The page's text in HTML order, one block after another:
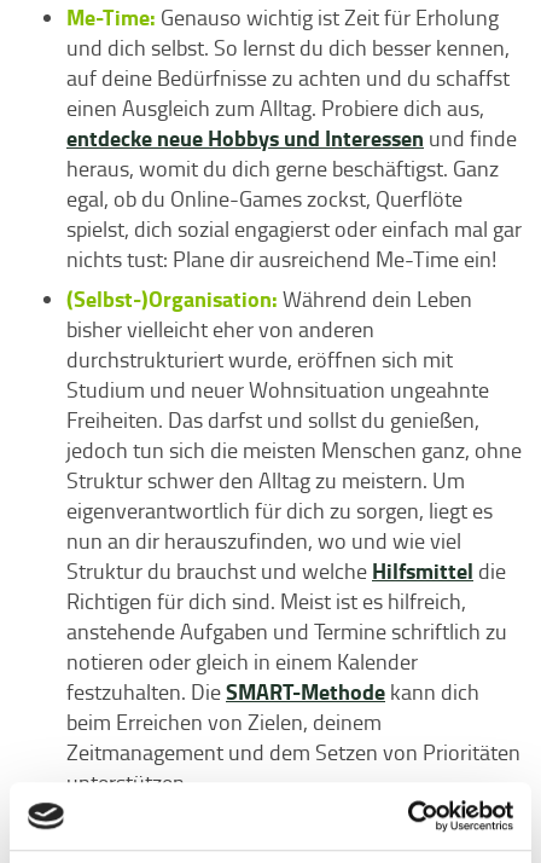
Me-Time: Genauso wichtig ist Zeit für Erholung
und dich selbst. So lernst du dich besser kennen,
auf deine Bedürfnisse zu achten und du schaffst
einen Ausgleich zum Alltag. Probiere dich aus,
entdecke neue Hobbys und Interessen und finde
heraus, womit du dich gerne beschäftigst. Ganz
egal, ob du Online-Games zockst, Querflöte
spielst, dich sozial engagierst oder einfach mal gar
nichts tust: Plane dir ausreichend Me-Time ein!
(Selbst-)Organisation: Während dein Leben
bisher vielleicht eher von anderen
durchstrukturiert wurde, eröffnen sich mit
Studium und neuer Wohnsituation ungeahnte
Freiheiten. Das darfst und sollst du genießen,
jedoch tun sich die meisten Menschen ganz, ohne
Struktur schwer den Alltag zu meistern. Um
eigenverantwortlich für dich zu sorgen, liegt es
nun an dir herauszufinden, wo und wie viel
Struktur du brauchst und welche Hilfsmittel die
Richtigen für dich sind. Meist ist es hilfreich,
anstehende Aufgaben und Termine schriftlich zu
notieren oder gleich in einem Kalender
festzuhalten. DieSMART-Methode kann dich
beim Erreichen von Zielen, deinem
Zeitmanagement und dem Setzen von Prioritäten
unterstützen.
Wohlbefinden kannst du beispielsweise mit